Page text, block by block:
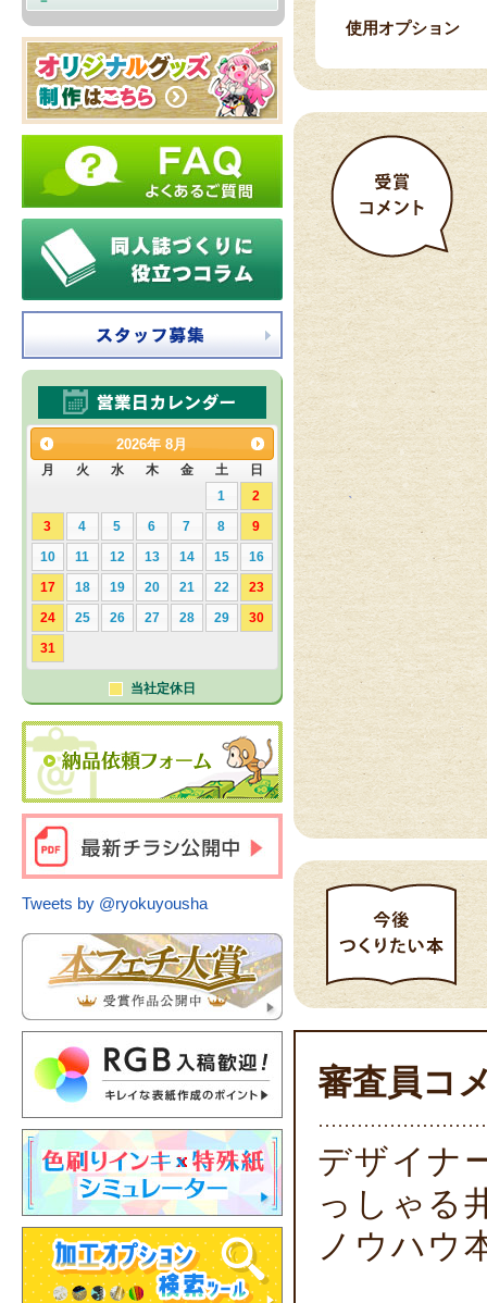
使用オプション
審査員コ
デザイナ
っしゃる
ノウハウ
2026年8月
月 火 水 木 金 土
日
1
2
3
4 5 6 7 8
9
10
11 12 13 14 15
16
17
18 19 20 21 22
23
24
25 26 27 28 29
30
31
当社定休日
Tweets by @ryokuyousha